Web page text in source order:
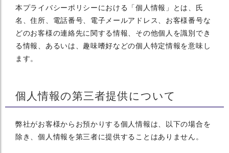
本プライバシーポリシーにおける「個人情報」とは、氏
名、住所、電話番号、電子メールアドレス、お客様番号な
どのお客様の連絡先に関する情報、その他個人を識別でき
る情報、あるいは、趣味嗜好などの個人特定情報を意味し
ます。
個人情報の第三者提供について
弊社がお客様からお預かりする個人情報は、以下の場合を
除き、個人情報を第三者に提供することはありません。